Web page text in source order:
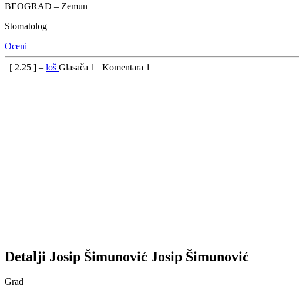
BEOGRAD – Zemun
Stomatolog
Oceni
[ 2.25 ] – loš Glasača 1 Komentara 1
Detalji Josip Šimunović Josip Šimunović
Grad